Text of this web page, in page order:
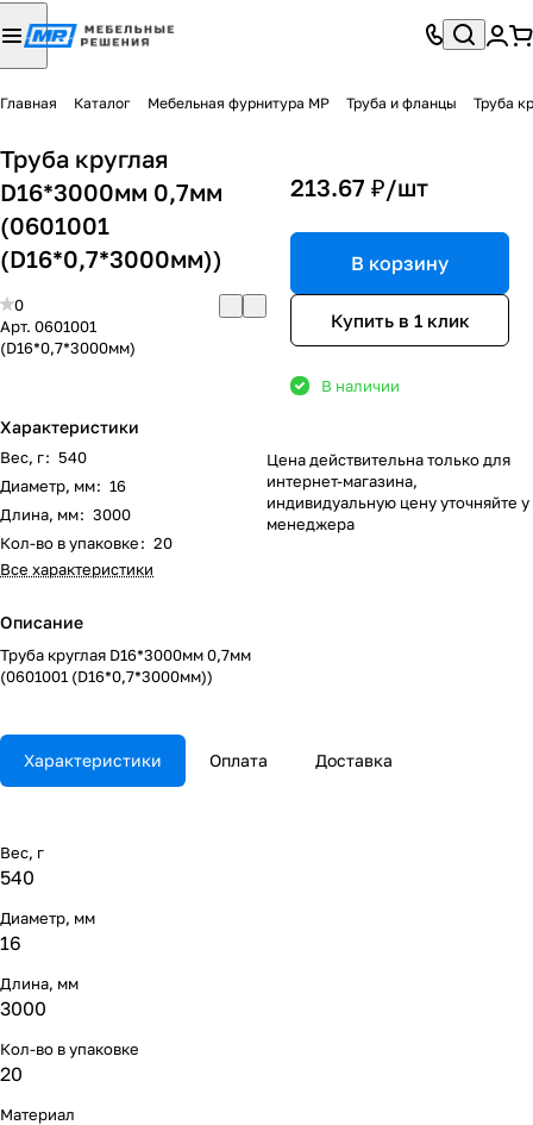
Главная Каталог Мебельная фурнитура МР Труба и фланцы Труба
Труба круглая
D16*3000мм 0,7мм
(0601001
(D16*0,7*3000мм))
0
Арт. 0601001
(D16*0,7*3000мм)
Характеристики
Вес, г: 540
Диаметр, мм: 16
Длина, мм: 3000
Кол-во в упаковке: 20
Все характеристики
Описание
Труба круглая D16*3000мм 0,7мм
(0601001 (D16*0,7*3000мм))
213.67 ₽/шт
В корзину
Купить в 1 клик
В наличии
Цена действительна только для
интернет-магазина,
индивидуальную цену уточняйте у
менеджера
Характеристики Оплата Доставка
Вес, г
540
Диаметр, мм
16
Длина, мм
3000
Кол-во в упаковке
20
Материал